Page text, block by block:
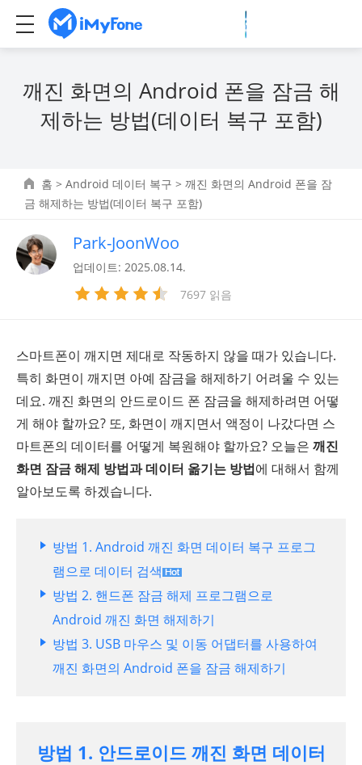
깨진 화면의 Android 폰을 잠금 해
제하는 방법(데이터 복구 포함)
홈 > Android 데이터 복구 > 깨진 화면의 Android 폰을 잠
금 해제하는 방법(데이터 복구 포함)
Park-JoonWoo
업데이트: 2025.08.14.
7697 읽음
스마트폰이 깨지면 제대로 작동하지 않을 때가 있습니다.
특히 화면이 깨지면 아예 잠금을 해제하기 어려울 수 있는
데요. 깨진 화면의 안드로이드 폰 잠금을 해제하려면 어떻
게 해야 할까요? 또, 화면이 깨지면서 액정이 나갔다면 스
마트폰의 데이터를 어떻게 복원해야 할까요? 오늘은 깨진
화면 잠금 해제 방법과 데이터 옮기는 방법에 대해서 함께
알아보도록 하겠습니다.
방법 1. Android 깨진 화면 데이터 복구 프로그
램으로 데이터 검색
방법 2. 핸드폰 잠금 해제 프로그램으로
Android 깨진 화면 해제하기
방법 3. USB 마우스 및 이동 어댑터를 사용하여
깨진 화면의 Android 폰을 잠금 해제하기
방법 1. 안드로이드 깨진 화면 데이터